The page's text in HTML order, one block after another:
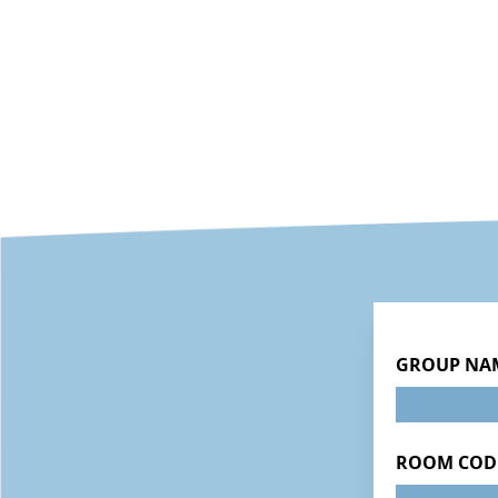
GROUP
ROOM